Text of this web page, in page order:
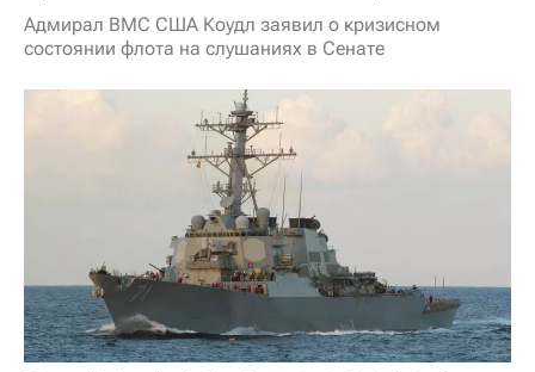
Адмирал ВМС США Коудл заявил о кризисном
состоянии флота на слушаниях в Сенате